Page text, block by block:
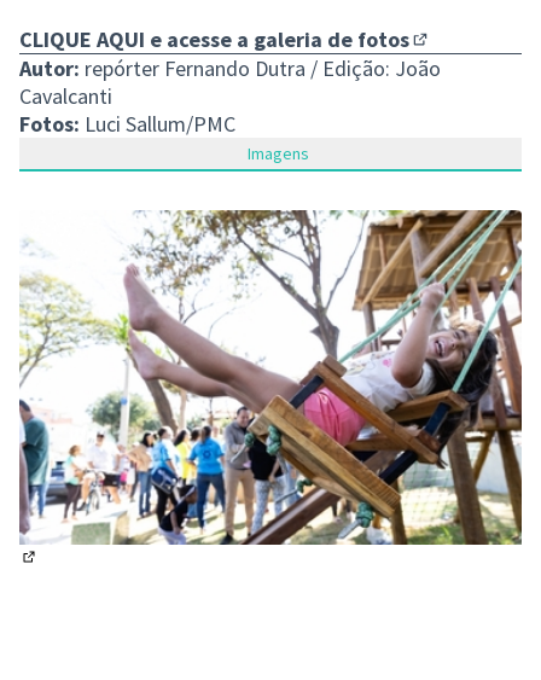
CLIQUE AQUI e acesse a galeria de fotos
(Link externo)
Autor: repórter Fernando Dutra / Edição: João
Cavalcanti
Fotos: Luci Sallum/PMC
Imagens